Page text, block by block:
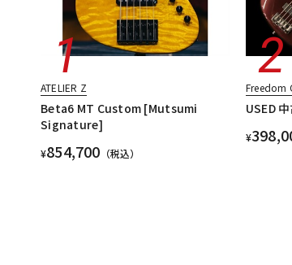
ATELIER Z
Beta6 MT Custom [Mutsumi
Signature]
¥854,700 （税込）
Freedom
USED
¥